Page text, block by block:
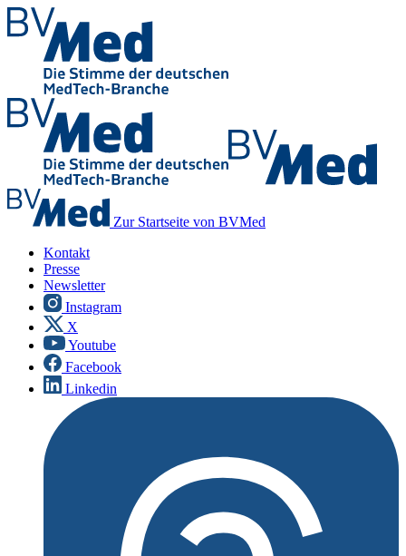
Zur Startseite von BVMed
Kontakt
Presse
Newsletter
Instagram
X
Youtube
Facebook
Linkedin